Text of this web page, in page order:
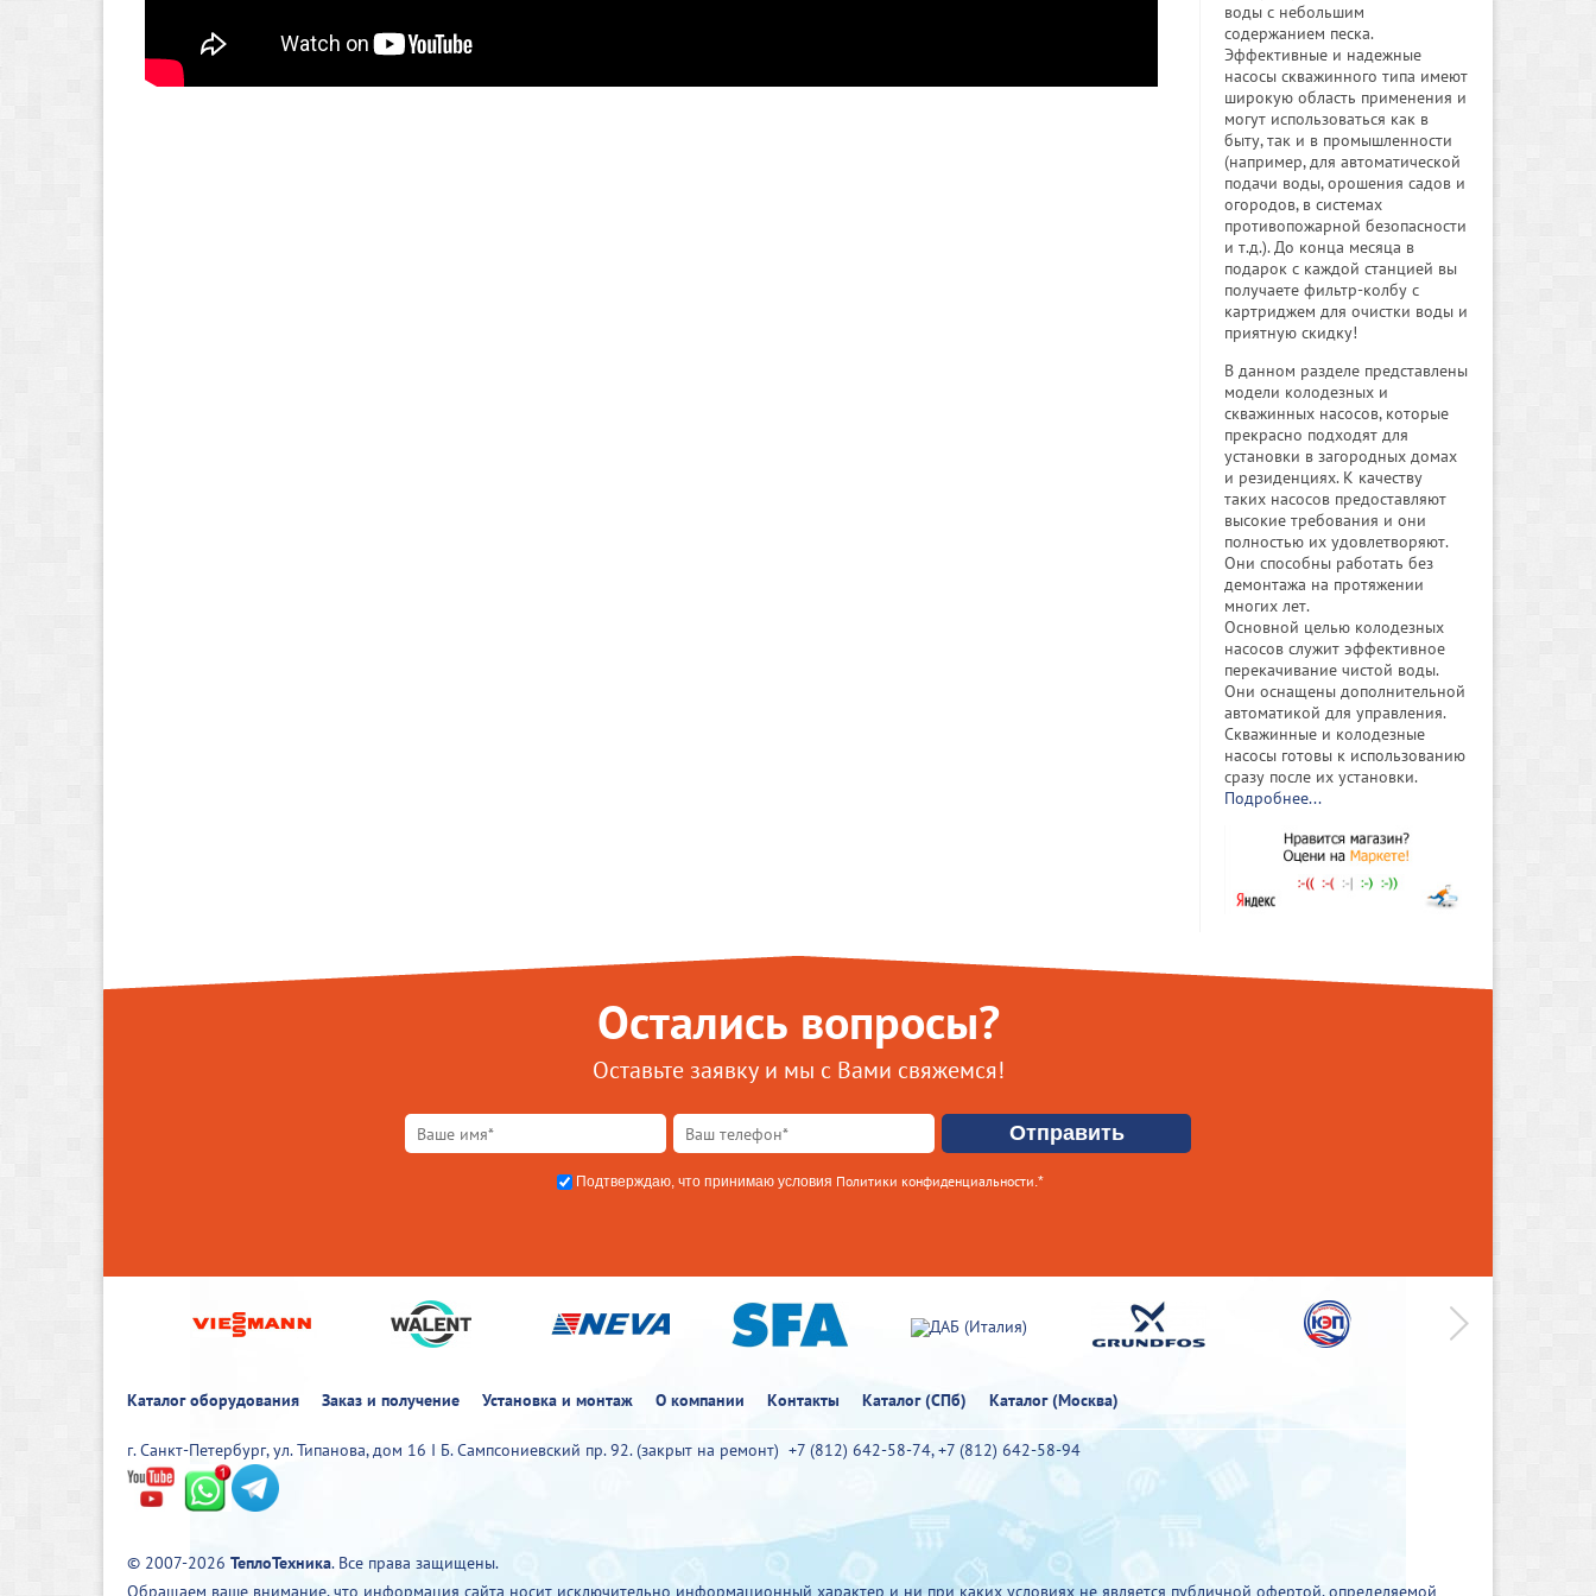
воды с небольшим
содержанием песка.
Эффективные и надежные
насосы скважинного типа имеют
широкую область применения и
могут использоваться как в
быту, так и в промышленности
(например, для автоматической
подачи воды, орошения садов и
огородов, в системах
противопожарной безопасности
и т.д.). До конца месяца в
подарок с каждой станцией вы
получаете фильтр-колбу с
картриджем для очистки воды и
приятную скидку!
В данном разделе представлены
модели колодезных и
скважинных насосов, которые
прекрасно подходят для
установки в загородных домах
и резиденциях. К качеству
таких насосов предоставляют
высокие требования и они
полностью их удовлетворяют.
Они способны работать без
демонтажа на протяжении
многих лет.
Основной целью колодезных
насосов служит эффективное
перекачивание чистой воды.
Они оснащены дополнительной
автоматикой для управления.
Скважинные и колодезные
насосы готовы к использованию
сразу после их установки.
Подробнее...
Остались вопросы?
Оставьте заявку и мы с Вами свяжемся!
Подтверждаю, что принимаю условия Политики конфиденциальности.*
Каталог оборудования Заказ и получение Установка и монтаж О компании Контакты Каталог (СПб) Каталог (Москва)
г. Санкт-Петербург, ул. Типанова, дом 16 I Б. Сампсониевский пр. 92. (закрыт на ремонт) +7 (812) 642-58-74,+7 (812) 642-58-94
© 2007-2026 ТеплоТехника. Все права защищены.
Обращаем ваше внимание, что информация сайта носит исключительно информационный характер и ни при каких условиях не является публичной офертой, определяемой